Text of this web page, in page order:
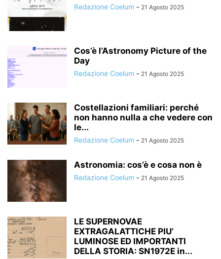
Redazione Coelum - 21 Agosto 2025
Cos’è l’Astronomy Picture of the
Day
Redazione Coelum - 21 Agosto 2025
Costellazioni familiari: perché
non hanno nulla a che vedere con
le...
Redazione Coelum - 21 Agosto 2025
Astronomia: cos’è e cosa non è
Redazione Coelum - 21 Agosto 2025
LE SUPERNOVAE
EXTRAGALATTICHE PIU’
LUMINOSE ED IMPORTANTI
DELLA STORIA: SN1972E in...